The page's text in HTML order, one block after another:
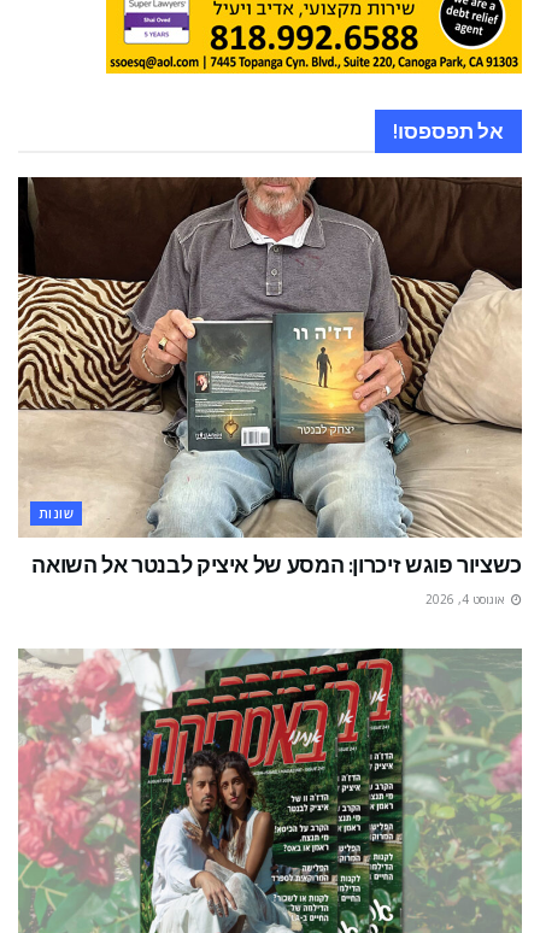
אל תפספסו!
שונות
כשציור פוגש זיכרון: המסע של איציק לבנטר אל השואה
אוגוסט 4, 2026